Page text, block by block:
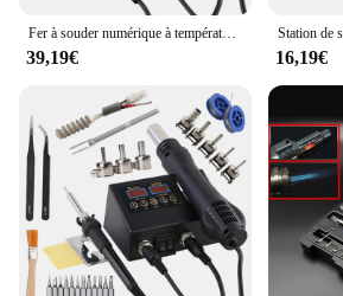
Fer à souder numérique à température réglable, odorà air chaud 2 en 1, soudage SMD, dessoudage, expédi, station de soudage, outils de réparation
39,19€ 16,19€